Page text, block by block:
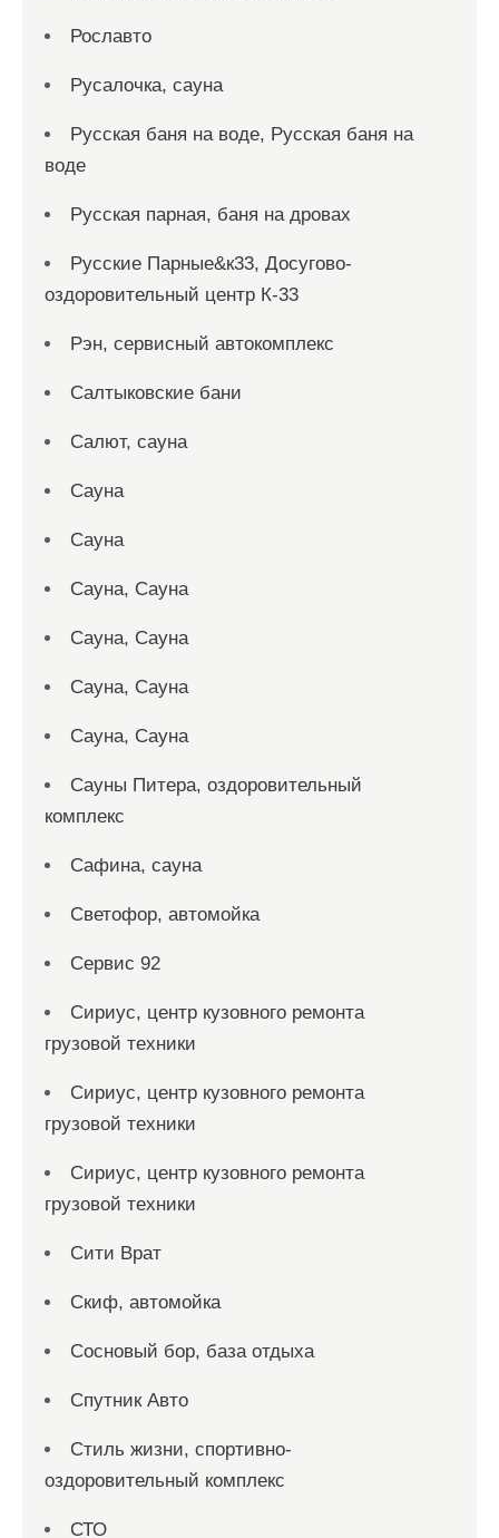
Рославто
Русалочка, сауна
Русская баня на воде, Русская баня на
воде
Русская парная, баня на дровах
Русские Парные&к33, Досугово-
оздоровительный центр К-33
Рэн, сервисный автокомплекс
Салтыковские бани
Салют, сауна
Сауна
Сауна
Сауна, Сауна
Сауна, Сауна
Сауна, Сауна
Сауна, Сауна
Сауны Питера, оздоровительный
комплекс
Сафина, сауна
Светофор, автомойка
Сервис 92
Сириус, центр кузовного ремонта
грузовой техники
Сириус, центр кузовного ремонта
грузовой техники
Сириус, центр кузовного ремонта
грузовой техники
Сити Врат
Скиф, автомойка
Сосновый бор, база отдыха
Спутник Авто
Стиль жизни, спортивно-
оздоровительный комплекс
СТО